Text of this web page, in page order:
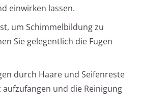
einwirken lassen.
um Schimmelbildung zu
Sie gelegentlich die Fugen
durch Haare und Seifenreste
und die Reinigung